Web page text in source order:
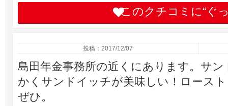
このクチコミに“ぐ
投稿：2017/12/07
島田年金事務所の近くにあります。サ
かくサンドイッチが美味しい！ロース
ぜひ。